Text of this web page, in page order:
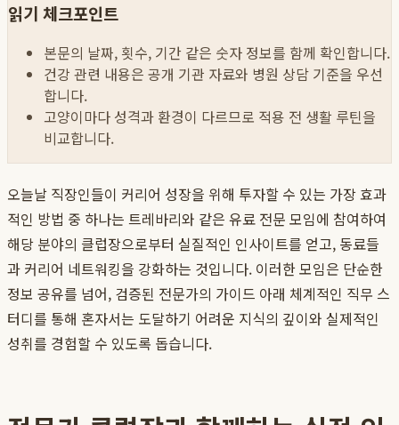
읽기 체크포인트
본문의 날짜, 횟수, 기간 같은 숫자 정보를 함께 확인합니다.
건강 관련 내용은 공개 기관 자료와 병원 상담 기준을 우선
합니다.
고양이마다 성격과 환경이 다르므로 적용 전 생활 루틴을
비교합니다.
오늘날 직장인들이 커리어 성장을 위해 투자할 수 있는 가장 효과
적인 방법 중 하나는 트레바리와 같은 유료 전문 모임에 참여하여
해당 분야의 클럽장으로부터 실질적인 인사이트를 얻고, 동료들
과 커리어 네트워킹을 강화하는 것입니다. 이러한 모임은 단순한
정보 공유를 넘어, 검증된 전문가의 가이드 아래 체계적인 직무 스
터디를 통해 혼자서는 도달하기 어려운 지식의 깊이와 실제적인
성취를 경험할 수 있도록 돕습니다.